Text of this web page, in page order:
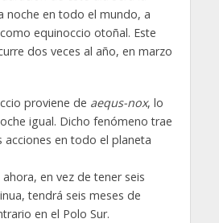
noche en todo el mundo, a
equinoccio otoñal. Este
dos veces al año, en marzo
proviene de aequs-nox, lo
igual. Dicho fenómeno trae
en todo el planeta
en vez de tener seis
tendrá seis meses de
en el Polo Sur.